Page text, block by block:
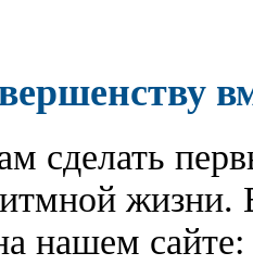
сделать
жизни.
нашем сайте: